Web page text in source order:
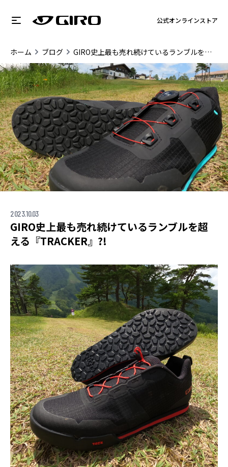
公式オンラインストア
ホーム ブログ GIRO史上最も売れ続けているランブルを超える『TRACKER』?!
2023.10.03
GIRO史上最も売れ続けているランブルを超
える『TRACKER』?!